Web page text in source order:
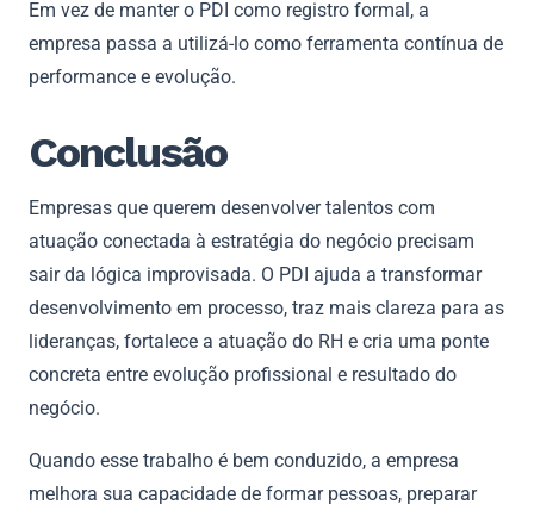
Em vez de manter o PDI como registro formal, a
empresa passa a utilizá-lo como ferramenta contínua de
performance e evolução.
Conclusão
Empresas que querem desenvolver talentos com
atuação conectada à estratégia do negócio precisam
sair da lógica improvisada. O PDI ajuda a transformar
desenvolvimento em processo, traz mais clareza para as
lideranças, fortalece a atuação do RH e cria uma ponte
concreta entre evolução profissional e resultado do
negócio.
Quando esse trabalho é bem conduzido, a empresa
melhora sua capacidade de formar pessoas, preparar